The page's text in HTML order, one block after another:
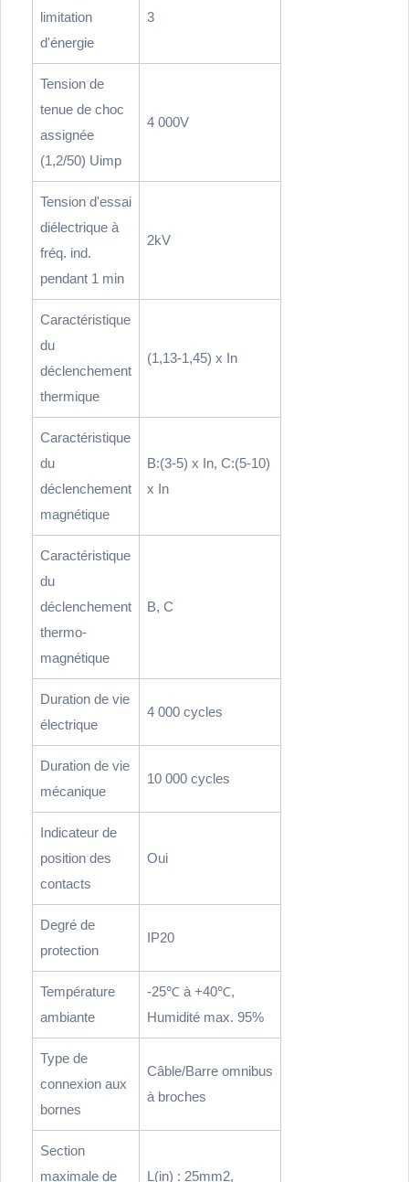
limitation
d'énergie
3
Tension de
tenue de choc
assignée
(1,2/50) Uimp
4 000V
Tension d'essai
diélectrique à
fréq. ind.
pendant 1 min
2kV
Caractéristique
du
déclenchement
thermique
(1,13-1,45) x In
Caractéristique
du
déclenchement
magnétique
B:(3-5) x In, C:(5-10)
x In
Caractéristique
du
déclenchement
thermo-
magnétique
B, C
Duration de vie
électrique
4 000 cycles
Duration de vie
mécanique
10 000 cycles
Indicateur de
position des
contacts
Oui
Degré de
protection
IP20
Température
ambiante
-25℃ à +40℃,
Humidité max. 95%
Type de
connexion aux
bornes
Câble/Barre omnibus
à broches
Section
maximale de
L(in) : 25mm2,